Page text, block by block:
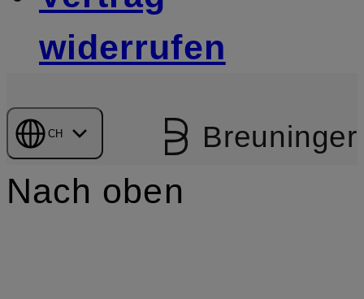
widerrufen
CH Breuninger
Nach oben